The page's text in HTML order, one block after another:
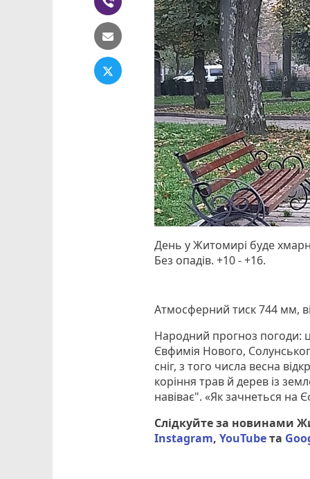
День у Житомирі буде
Без опадів. +10 - +16.
Атмосферний тиск 744 мм,
Народний прогноз погоди:
Євфимія Нового,
сніг, з того числа весна
коріння трав й дерев із
навіває". «Як зачнеться на
Слідкуйте за новинами
Instagram,YouTubeта